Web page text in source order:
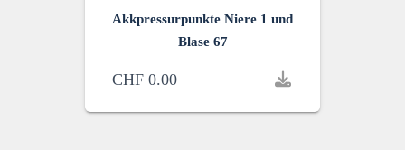
Akkpressurpunkte Niere 1 und
Blase 67
CHF 0.00